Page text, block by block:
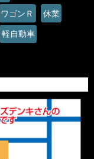
ワゴンＲ 休業
軽自動車